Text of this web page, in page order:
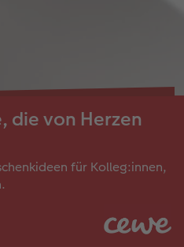
die von Herzen
für Kolleg:innen,